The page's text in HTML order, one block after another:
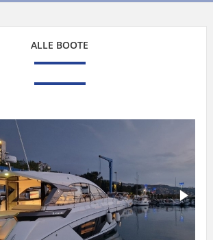
ALLE BOOTE